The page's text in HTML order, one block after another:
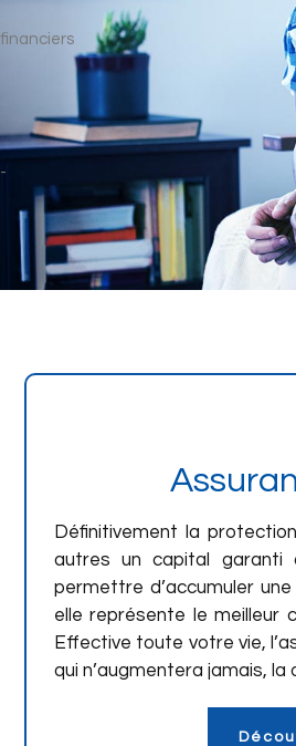
Définitivement la
autres un capital garanti
permettre d’accumuler
elle représente le meilleur
Effective toute votre vie,
qui n’augmentera jamais,